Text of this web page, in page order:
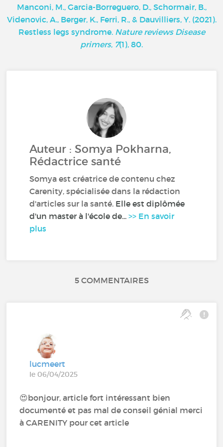
Manconi, M., Garcia-Borreguero, D., Schormair, B.,
Videnovic, A., Berger, K., Ferri, R., & Dauvilliers, Y. (2021).
Restless legs syndrome. Nature reviews Disease
primers, 7(1), 80.
Auteur : Somya Pokharna,
Rédactrice santé
Somya est créatrice de contenu chez
Carenity, spécialisée dans la rédaction
d'articles sur la santé. Elle est diplômée
d'un master à l'école de...>> En savoir
plus
5 COMMENTAIRES
lucmeert
le 06/04/2025
😍 bonjour, article fort intéressant bien
documenté et pas mal de conseil génial merci
à CARENITY pour cet article